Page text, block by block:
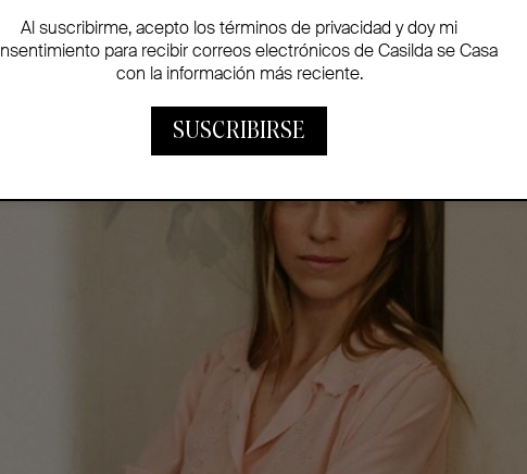
Al suscribirme, acepto los términos de privacidad y doy mi
para recibir correos electrónicos de Casilda se Casa
con la información más reciente.
SUSCRIBIRSE